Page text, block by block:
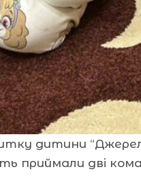
дитини
приймали дві